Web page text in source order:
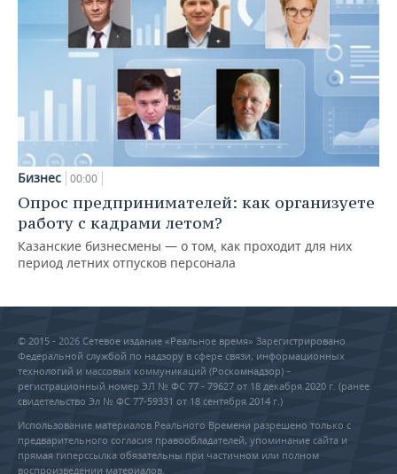
Бизнес 00:00
Опрос предпринимателей: как организуете
работу с кадрами летом?
Казанские бизнесмены — о том, как проходит для них
период летних отпусков персонала
© 2015 - 2026 Сетевое издание «Реальное время» Зарегистрировано
Федеральной службой по надзору в сфере связи, информационных
технологий и массовых коммуникаций (Роскомнадзор) –
регистрационный номер ЭЛ № ФС 77 - 79627 от 18 декабря 2020 г. (ранее
свидетельство Эл № ФС 77-59331 от 18 сентября 2014 г.)
Использование материалов Реального Времени разрешено только с
предварительного согласия правообладателей, упоминание сайта и
прямая гиперссылка обязательны при частичном или полном
воспроизведении материалов.